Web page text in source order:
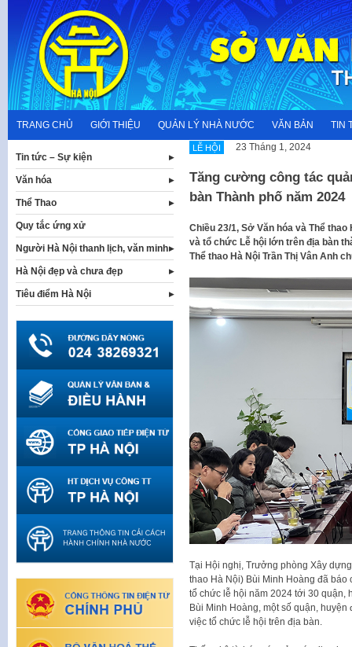
content
TRANG CHỦ GIỚI THIỆU QUẢN LÝ NHÀ NƯỚC VĂN BẢN TIN
LỄ HỘI 23 Tháng 1, 2024
Tăng cường công tác
bàn Thành phố năm 2024
Chiều 23/1, Sở Văn hóa và Thể
và tổ chức Lễ hội lớn trên địa bàn
Thể thao Hà Nội Trần Thị Vân Anh
Tại Hội nghị, Trưởng phòng Xây
thao Hà Nội) Bùi Minh Hoàng đã báo
tổ chức lễ hội năm 2024 tới 30 quận,
Bùi Minh Hoàng, một số quận,
việc tổ chức lễ hội trên địa bàn.
Tin tức – Sự kiện
Văn hóa
Thể Thao
Quy tắc ứng xử
Người Hà Nội thanh lịch, văn minh
Hà Nội đẹp và chưa đẹp
Tiêu điểm Hà Nội